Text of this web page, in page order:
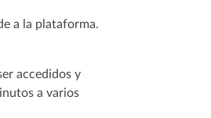
a la plataforma.
accedidos y
a varios